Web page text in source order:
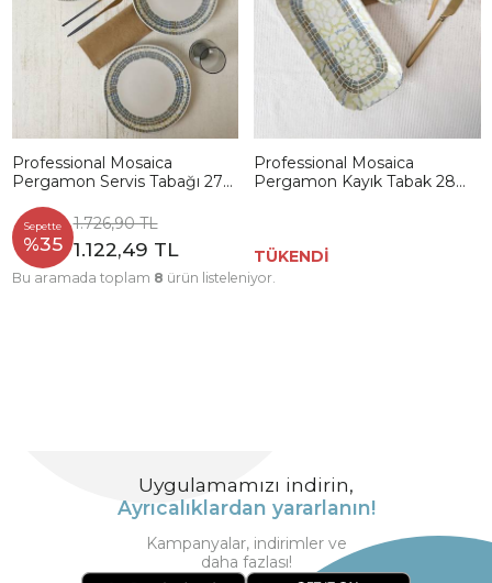
Professional Mosaica
Pergamon Servis Tabağı 27
Sepette
%35
1.726,90 TL
1.122,49 TL
Professional Mosaica
Pergamon Kayık Tabak 28
TÜKENDİ
Bu aramada toplam 8 ürün listeleniyor.
Uygulamamızı indirin,
Ayrıcalıklardan yararlanın!
Kampanyalar, indirimler ve
daha fazlası!